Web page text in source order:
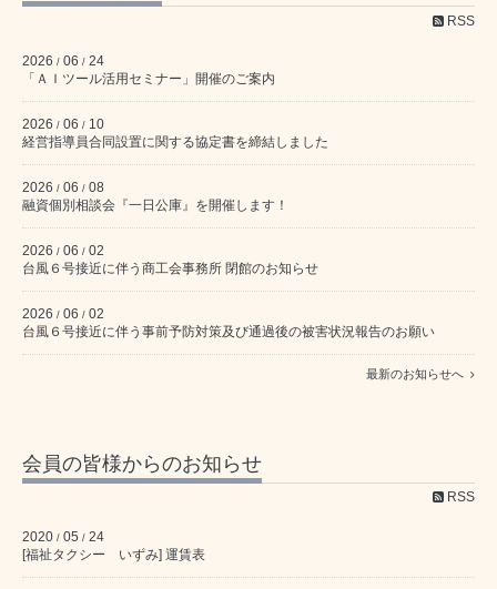
RSS
2026 / 06 / 24
「ＡＩツール活用セミナー」開催のご案内
2026 / 06 / 10
経営指導員合同設置に関する協定書を締結しました
2026 / 06 / 08
融資個別相談会『一日公庫』を開催します！
2026 / 06 / 02
台風６号接近に伴う商工会事務所 閉館のお知らせ
2026 / 06 / 02
台風６号接近に伴う事前予防対策及び通過後の被害状況報告のお願い
最新のお知らせへ
会員の皆様からのお知らせ
RSS
2020 / 05 / 24
[福祉タクシー いずみ] 運賃表